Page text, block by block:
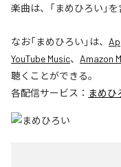
楽曲は、「まめひろい」
なお「まめひろい 」は、
YouTube Music、 Amazon
聴くことができる。
各配信サービス： まめひ